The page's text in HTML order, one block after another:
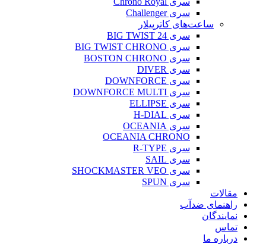
سری Challenger
ساعت‌های کاترپیلار
سری BIG TWIST 24
سری BIG TWIST CHRONO
سری BOSTON CHRONO
سری DIVER
سری DOWNFORCE
سری DOWNFORCE MULTI
سری ELLIPSE
سری H-DIAL
سری OCEANIA
OCEANIA CHRONO
سری R-TYPE
سری SAIL
سری SHOCKMASTER VEO
سری SPUN
مقالات
راهنمای ضدآب
نمایندگان
تماس
درباره ما